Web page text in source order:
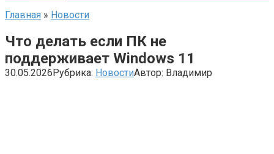
Главная » Новости
Что делать если ПК не
поддерживает Windows 11
30.05.2026Рубрика: НовостиАвтор: Владимир